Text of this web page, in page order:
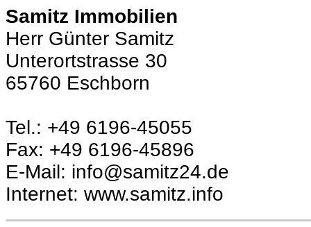
Samitz Immobilien
Herr Günter Samitz
Unterortstrasse 30
65760 Eschborn
Tel.: +49 6196-45055
Fax: +49 6196-45896
E-Mail: info@samitz24.de
Internet: www.samitz.info